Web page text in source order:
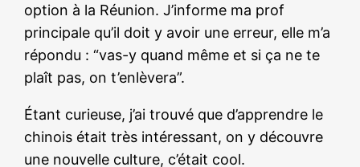
option à la Réunion. J’informe ma prof
principale qu’il doit y avoir une erreur, elle m’a
répondu : “vas-y quand même et si ça ne te
plaît pas, on t’enlèvera”.
Étant curieuse, j’ai trouvé que d’apprendre le
chinois était très intéressant, on y découvre
une nouvelle culture, c’était cool.